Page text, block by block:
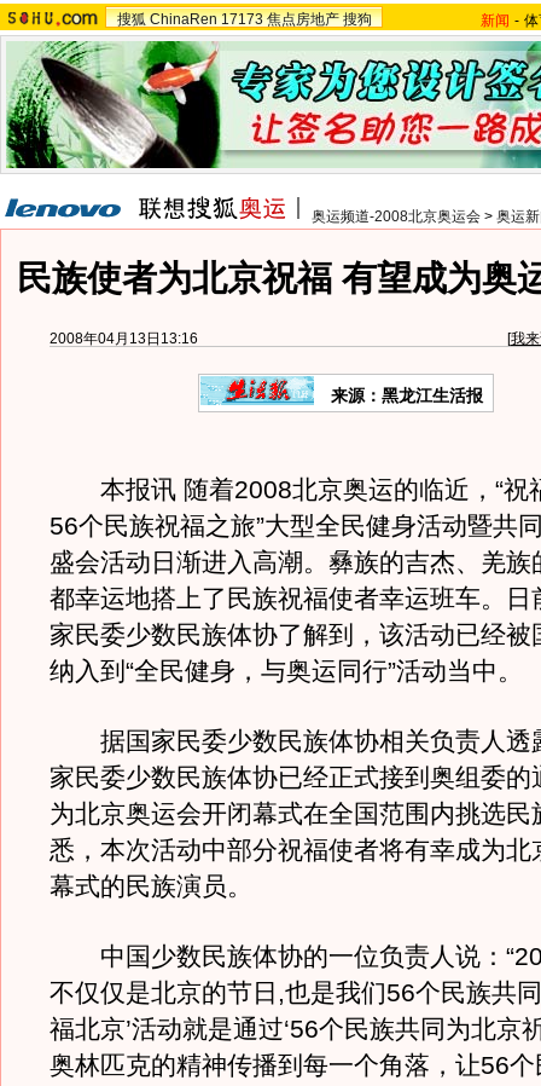
搜狐 ChinaRen 17173 焦点房地产 搜狗 新闻 -
奥运频道-2008北京奥运会 > 奥运
民族使者为北京祝福 有望成为奥
2008年04月13日13:16 [我
来源：黑龙江生活报
本报讯 随着2008北京奥运的临近，“祝
56个民族祝福之旅”大型全民健身活动暨共
盛会活动日渐进入高潮。彝族的吉杰、羌族
都幸运地搭上了民族祝福使者幸运班车。日
家民委少数民族体协了解到，该活动已经被
纳入到“全民健身，与奥运同行”活动当中。
据国家民委少数民族体协相关负责人透
家民委少数民族体协已经正式接到奥组委的
为北京奥运会开闭幕式在全国范围内挑选民
悉，本次活动中部分祝福使者将有幸成为北
幕式的民族演员。
中国少数民族体协的一位负责人说：
不仅仅是北京的节日,也是我们56个民族共
福北京’活动就是通过‘56个民族共同为北京
奥林匹克的精神传播到每一个角落，让56